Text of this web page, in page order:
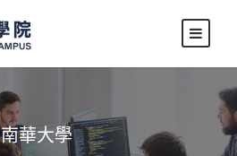
南華大學